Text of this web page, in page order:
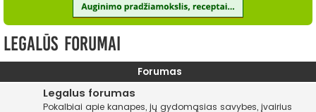
Legalūs forumai
Forumas
Legalus forumas
Pokalbiai apie kanapes, jų gydomąsias savybes, įvairius